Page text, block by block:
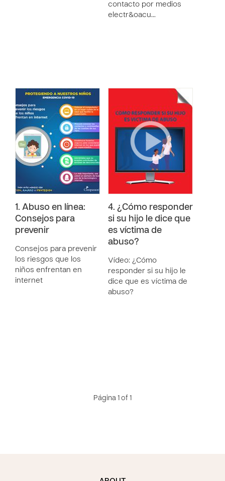
contacto por medios
electr&oacu…
1. Abuso en línea:
Consejos para
prevenir
Consejos para prevenir
los riesgos que los
niños enfrentan en
internet
4. ¿Cómo responder
si su hijo le dice que
es víctima de
abuso?
Vídeo: ¿Cómo
responder si su hijo le
dice que es víctima de
abuso?
Página 1 of 1